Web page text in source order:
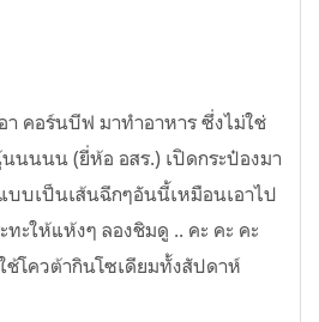
า คอร์นบีฟ มาทำอาหาร ซึ่งไม่ใช่
นนนน (ยี่ห้อ อสร.) เปิดกระป๋องมา
บบเป็นเส้นฉีกๆอันนี้เหมือนเอาไป
ะให้แห้งๆ ลองชิมดู .. คะ คะ คะ
ช้โควต้ากินโซเดียมทั้งสัปดาห์